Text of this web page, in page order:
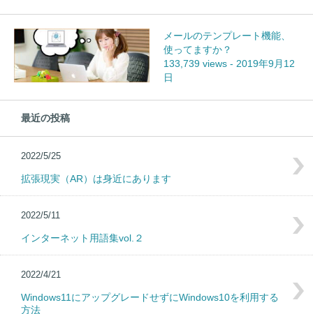
メールのテンプレート機能、
使ってますか？
133,739 views - 2019年9月12
日
最近の投稿
2022/5/25
拡張現実（AR）は身近にあります
2022/5/11
インターネット用語集vol.２
2022/4/21
Windows11にアップグレードせずにWindows10を利用する
方法